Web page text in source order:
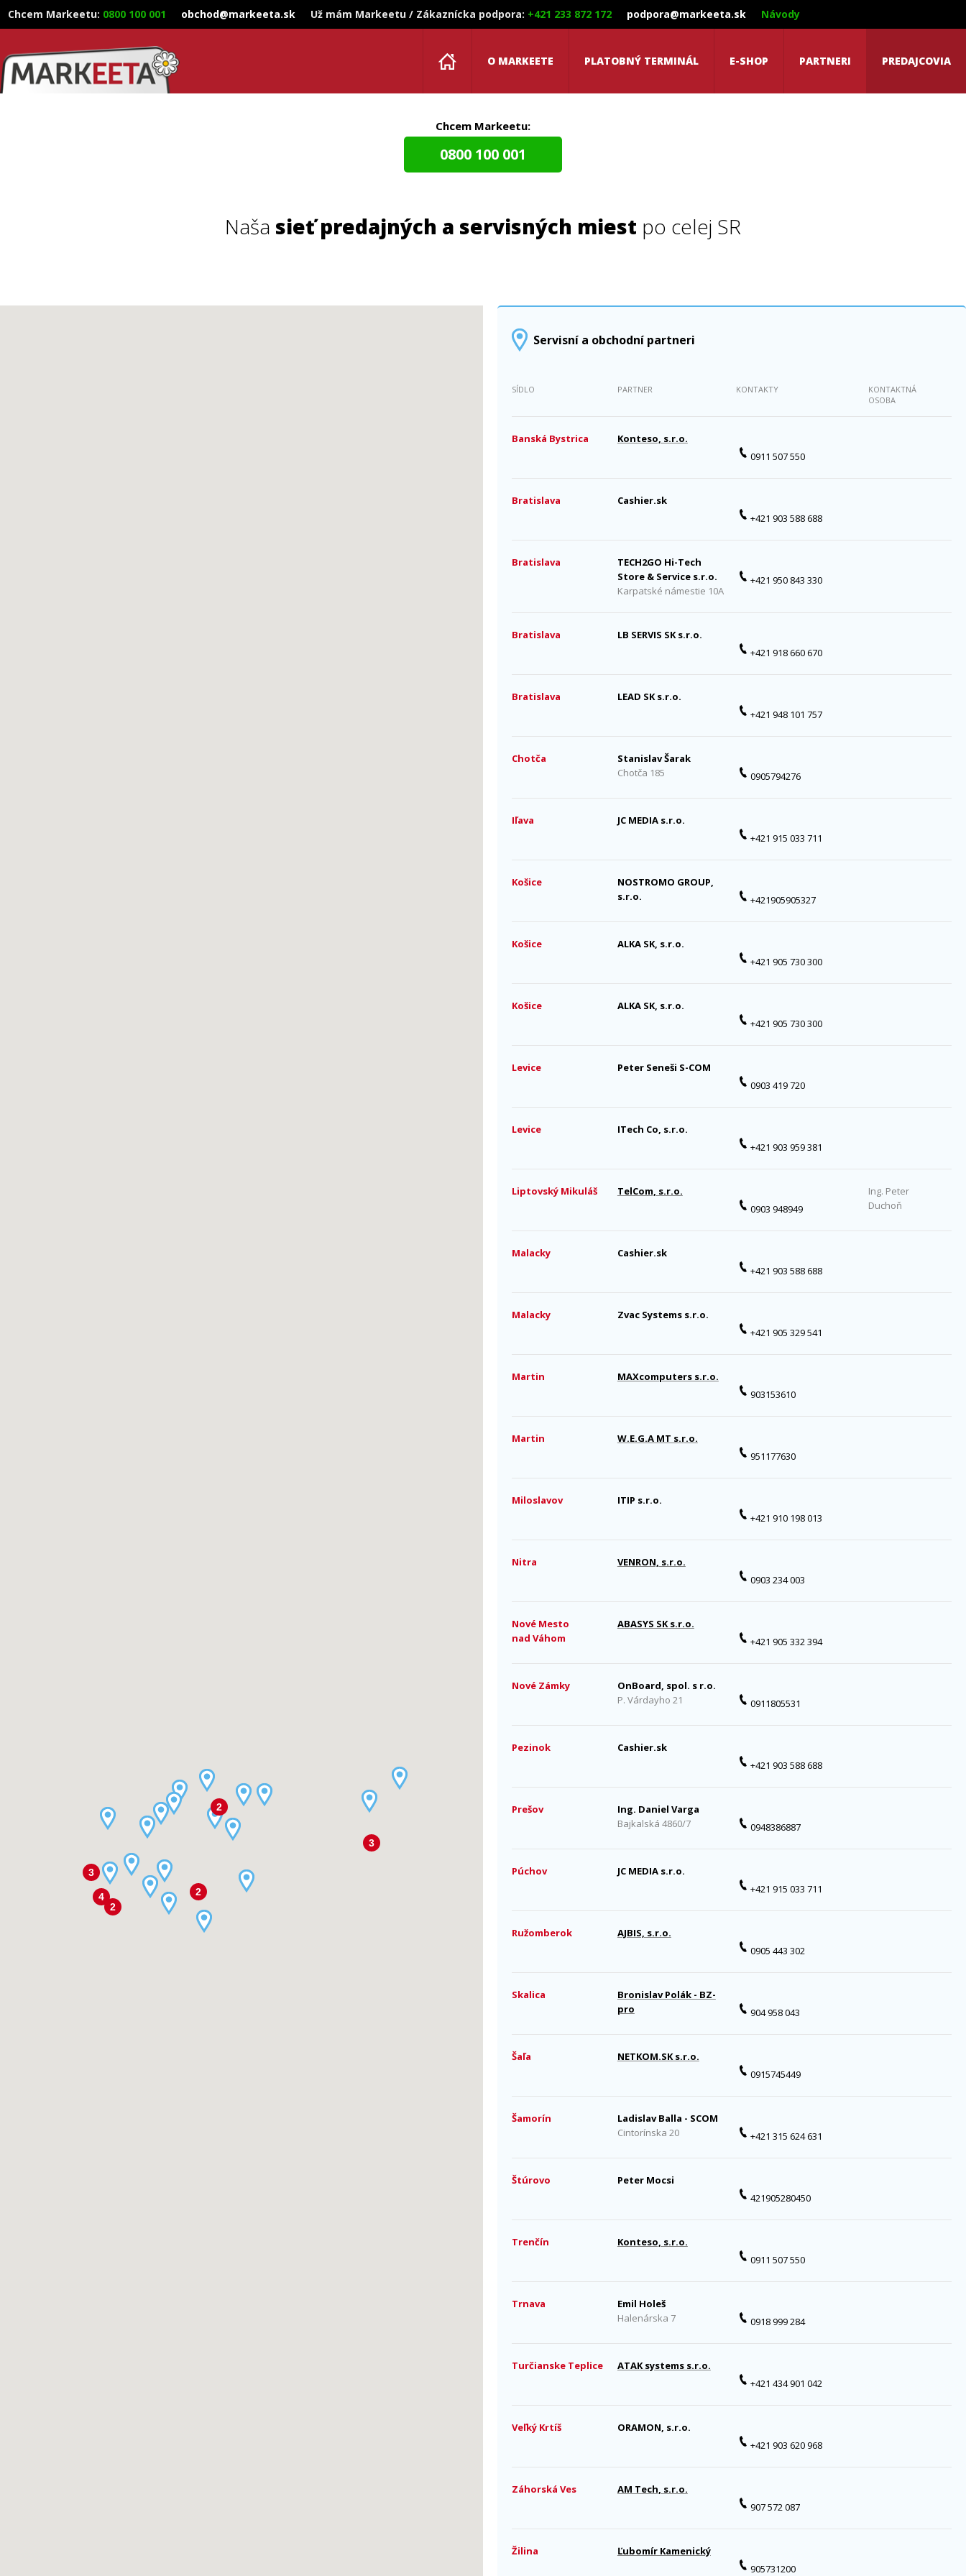
Chcem Markeetu: 0800 100 001 obchod@markeeta.sk Už mám Markeetu / Zákaznícka podpora: +421 233 872 172 podpora@markeeta.sk Návody
O MARKEETE PLATOBNÝ TERMINÁL E-SHOP PARTNERI PREDAJCOVIA
Chcem Markeetu:
0800 100 001
Naša sieť predajných a servisných miest po celej SR
4
3
2
3
2
2
Servisní a obchodní partneri
SÍDLO PARTNER KONTAKTY
KONTAKTNÁ
OSOBA
Banská Bystrica
Konteso, s.r.o.
0911 507 550
Bratislava
Cashier.sk
+421 903 588 688
Bratislava
TECH2GO Hi-Tech
Store & Service s.r.o.
Karpatské námestie 10A
+421 950 843 330
Bratislava
LB SERVIS SK s.r.o.
+421 918 660 670
Bratislava
LEAD SK s.r.o.
+421 948 101 757
Chotča
Stanislav Šarak
Chotča 185
0905794276
Iľava
JC MEDIA s.r.o.
+421 915 033 711
Košice
NOSTROMO GROUP,
s.r.o.
+421905905327
Košice
ALKA SK, s.r.o.
+421 905 730 300
Košice
ALKA SK, s.r.o.
+421 905 730 300
Levice
Peter Seneši S-COM
0903 419 720
Levice
ITech Co, s.r.o.
+421 903 959 381
Liptovský Mikuláš
TelCom, s.r.o.
0903 948949
Ing. Peter
Duchoň
Malacky
Cashier.sk
+421 903 588 688
Malacky
Zvac Systems s.r.o.
+421 905 329 541
Martin
MAXcomputers s.r.o.
903153610
Martin
W.E.G.A MT s.r.o.
951177630
Miloslavov
ITIP s.r.o.
+421 910 198 013
Nitra
VENRON, s.r.o.
0903 234 003
Nové Mesto
nad Váhom
ABASYS SK s.r.o.
+421 905 332 394
Nové Zámky
OnBoard, spol. s r.o.
P. Várdayho 21
0911805531
Pezinok
Cashier.sk
+421 903 588 688
Prešov
Ing. Daniel Varga
Bajkalská 4860/7
0948386887
Púchov
JC MEDIA s.r.o.
+421 915 033 711
Ružomberok
AJBIS, s.r.o.
0905 443 302
Skalica
Bronislav Polák - BZ-
pro
904 958 043
Šaľa
NETKOM.SK s.r.o.
0915745449
Šamorín
Ladislav Balla - SCOM
Cintorínska 20
+421 315 624 631
Štúrovo
Peter Mocsi
421905280450
Trenčín
Konteso, s.r.o.
0911 507 550
Trnava
Emil Holeš
Halenárska 7
0918 999 284
Turčianske Teplice
ATAK systems s.r.o.
+421 434 901 042
Veľký Krtíš
ORAMON, s.r.o.
+421 903 620 968
Záhorská Ves
AM Tech, s.r.o.
907 572 087
Žilina
Ľubomír Kamenický
905731200